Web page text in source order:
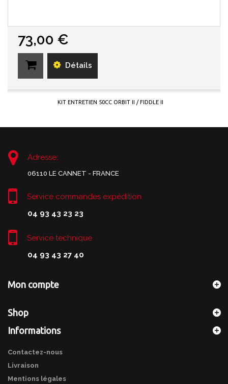
73,00 €
Détails
KIT ENTRETIEN 50CC ORBIT II / FIDDLE II
Adresse:
06110 LE CANNET - FRANCE
Service commandes expédition
04 93 43 23 23
Service technique
04 93 43 27 40
Mon compte
Shop
Informations
Contactez-nous
Livraison
Mentions légales